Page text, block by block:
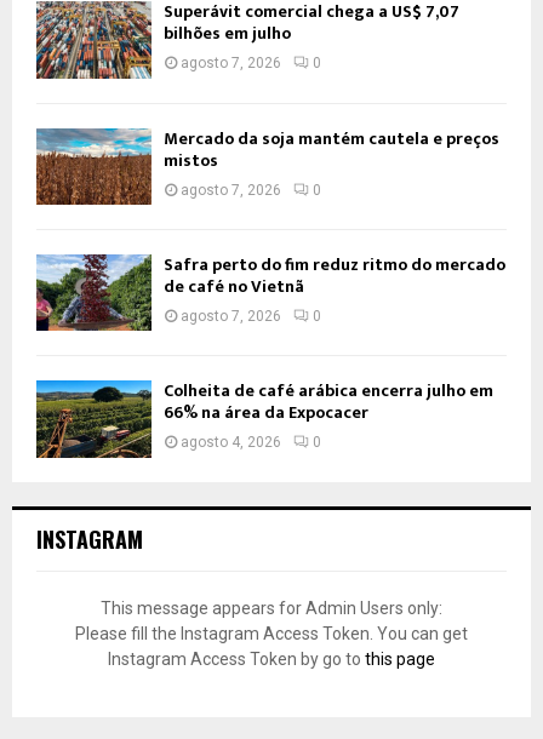
Superávit comercial chega a US$ 7,07
bilhões em julho
agosto 7, 2026 0
Mercado da soja mantém cautela e preços
mistos
agosto 7, 2026 0
Safra perto do fim reduz ritmo do mercado
de café no Vietnã
agosto 7, 2026 0
Colheita de café arábica encerra julho em
66% na área da Expocacer
agosto 4, 2026 0
INSTAGRAM
This message appears for Admin Users only:
Please fill the Instagram Access Token. You can get
Instagram Access Token by go to this page